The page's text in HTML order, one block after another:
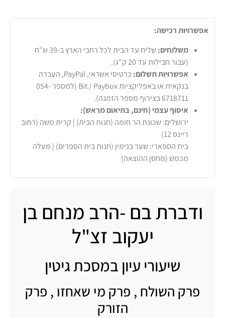
אפשרויות רכישה:
משלוחים:
שליח עד הבית לכל רחבי הארץ ב-39 ש"ח
(עבור חבילות עד 20 ק"ג).
אפשרויות תשלום:
כרטיסי אשראי, PayPal, העברה
בנקאית או באפליקציות Bit / Paybox (למספר 054-
6718711 בצירוף מספר הזמנה).
איסוף עצמי (חינם, בתיאום מראש):
ירושלים: שכונת הר חומה (חנות הבית) | קרית משה (רחוב
ריינס 12)
בית הספארי: שער בנימין (חנות בית הספרים) | מעלה
מכמש (מחסן ההוצאה)
ודברת בם -הרב מנחם בן
יעקוב זצ"ל
שיעורי עיון במסכת גיטין
פרק השולח , פרק מי שאחזו , פרק
הזורק